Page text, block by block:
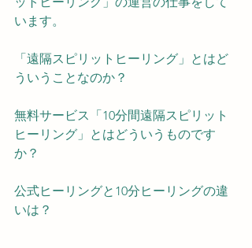
います。
「遠隔スピリットヒーリング」とはど
ういうことなのか？
無料サービス「10分間遠隔スピリット
ヒーリング」とはどういうものです
か？
公式ヒーリングと10分ヒーリングの違
いは？